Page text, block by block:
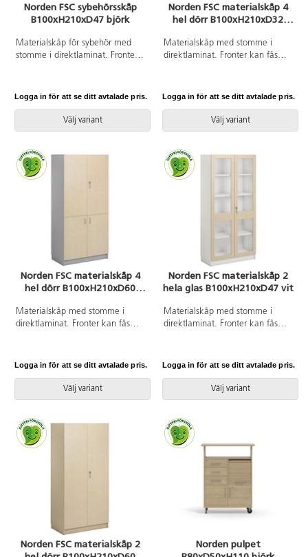
Norden FSC sybehörsskåp
B100xH210xD47 björk
Materialskåp för sybehör med
stomme i direktlaminat. Fronter
högtryckslaminat. Inredd med 25
med spanjolettlås (inkl. 2
nycklar), 170 graders
på fronten gör att den får en
extremt tålig yta.
Logga in för att se ditt avtalade pris.
Välj variant
Norden FSC materialskåp 4
hel dörr B100xH210xD32
Materialskåp med stomme i
direktlaminat. Fronter kan fås
hyllplan varav 3 flyttbara, 4 hela
dörrparet (inkl. 2 nycklar) och
170 graders öppningsvinkel.
att den får en extremt tålig yta.
Logga in för att se ditt avtalade pris.
Välj variant
Norden FSC materialskåp 4
hel dörr B100xH210xD60
Materialskåp med stomme i
direktlaminat. Fronter kan fås
hyllplan varav 3 flyttbara, 4 hela
dörrparet (inkl. 2 nycklar) och
170 graders öppningsvinkel.
att den får en extremt tålig yta.
Logga in för att se ditt avtalade pris.
Välj variant
Norden FSC materialskåp 2
hela glas B100xH210xD47 vit
Materialskåp med stomme i
direktlaminat. Fronter kan fås
hyllplan varav 3 flyttbara, 2
spanjolettlås (inkl. 2 nycklar), 170
graders öppningsvinkel.
att den får en extremt tålig yta.
Logga in för att se ditt avtalade pris.
Välj variant
Norden FSC materialskåp 2
Norden pulpet